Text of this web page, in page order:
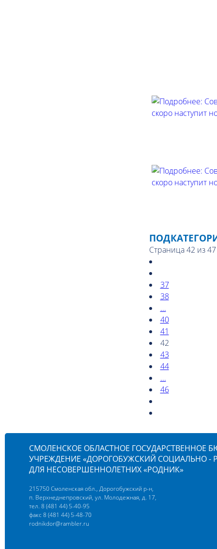
Страница 42 из 47
37
38
...
40
41
42
43
44
...
46
СМОЛЕНСКОЕ ОБЛАСТНОЕ ГОСУДАРСТВЕННОЕ
УЧРЕЖДЕНИЕ «ДОРОГОБУЖСКИЙ СОЦИАЛЬНО -
ДЛЯ НЕСОВЕРШЕННОЛЕТНИХ «РОДНИК»
215750 Смоленская обл., Дорогобужский р-н,
п. Верхнеднепровский, ул. Молодежная, д. 17,
тел. 8 (481 44) 5-40-95
факс 8 (481 44) 5-48-70
rodnikdor@rambler.ru